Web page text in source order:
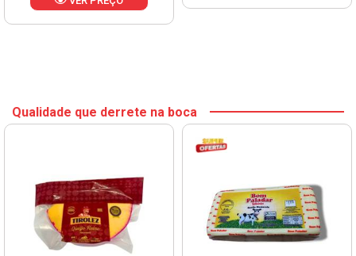
Qualidade que derrete na boca